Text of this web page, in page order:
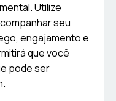
Utilize
seu
engajamento e
que você
pode ser